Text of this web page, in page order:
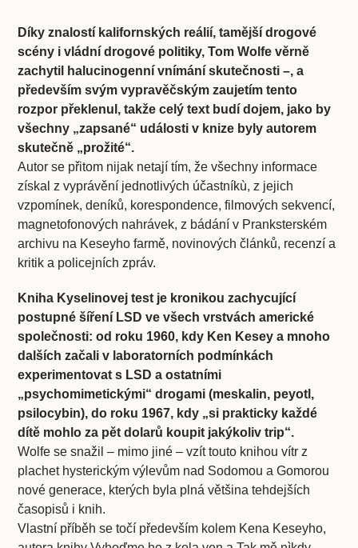
Díky znalostí kalifornských reálií, tamější drogové
scény i vládní drogové politiky, Tom Wolfe věrně
zachytil halucinogenní vnímání skutečnosti –, a
především svým vypravěčským zaujetím tento
rozpor překlenul, takže celý text budí dojem, jako by
všechny „zapsané“ události v knize byly autorem
skutečně „prožité“.
Autor se přitom nijak netají tím, že všechny informace
získal z vyprávění jednotlivých účastníkù, z jejich
vzpomínek, deníků, korespondence, filmových sekvencí,
magnetofonových nahrávek, z bádání v Pranksterském
archivu na Keseyho farmě, novinových článků, recenzí a
kritik a policejních zpráv.
Kniha Kyselinovej test je kronikou zachycující
postupné šíření LSD ve všech vrstvách americké
společnosti: od roku 1960, kdy Ken Kesey a mnoho
dalších začali v laboratorních podmínkách
experimentovat s LSD a ostatními
„psychomimetickými“ drogami (meskalin, peyotl,
psilocybin), do roku 1967, kdy „si prakticky každé
dítě mohlo za pět dolarů koupit jakýkoliv trip“.
Wolfe se snažil – mimo jiné – vzít touto knihou vítr z
plachet hysterickým výlevům nad Sodomou a Gomorou
nové generace, kterých byla plná většina tehdejších
časopisů i knih.
Vlastní příběh se točí především kolem Kena Keseyho,